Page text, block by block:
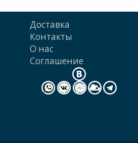
Доставка
Контакты
О нас
Cоглашение